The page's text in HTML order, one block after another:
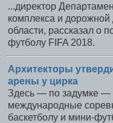
...директор
комплекса и дорожной
области, рассказал о
футболу FIFA 2018.
Архитекторы
арены у цирка
Здесь — по задумке —
международные
баскетболу и мини-